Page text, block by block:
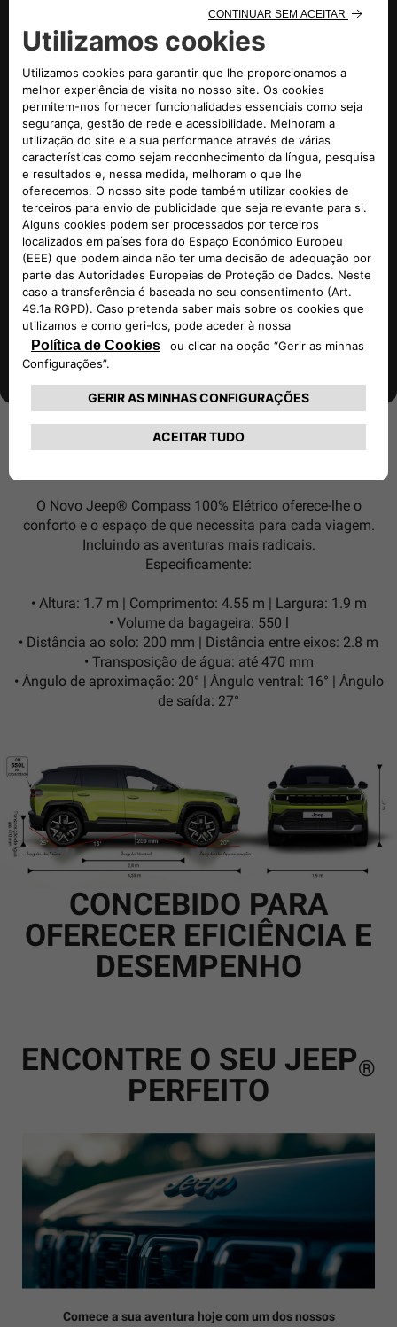
O Novo Jeep® Compass 100% Elétrico oferece-lhe o
conforto e o espaço de que necessita para cada viagem.
Incluindo as aventuras mais radicais.
Especificamente:
• Altura: 1.7 m | Comprimento: 4.55 m | Largura: 1.9 m
• Volume da bagageira: 550 l
• Distância ao solo: 200 mm | Distância entre eixos: 2.8 m
• Transposição de água: até 470 mm
• Ângulo de aproximação: 20° | Ângulo ventral: 16° | Ângulo
de saída: 27°
CONCEBIDO PARA
OFERECER EFICIÊNCIA E
DESEMPENHO
ENCONTRE O SEU JEEP®
PERFEITO
Comece a sua aventura hoje com um dos nossos